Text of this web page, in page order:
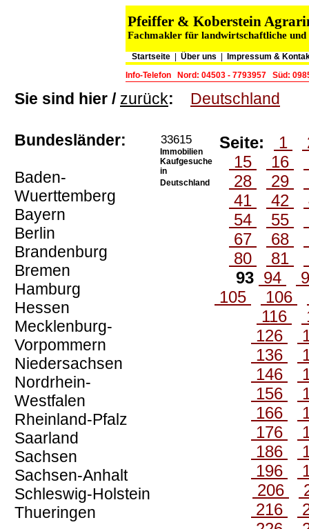
Pfeiffer & Koberstein
Fachmakler für landwirtschaftliche und
Startseite| Über uns
Impressum &
Info-Telefon
Nord: 04503 - 7793957 Süd:
Sie sind hier / zurück: Deutschland
Bundesländer:
Baden-
Wuerttemberg
Bayern
Berlin
Brandenburg
Bremen
Hamburg
Hessen
Mecklenburg-
Vorpommern
Niedersachsen
Nordrhein-
Westfalen
Rheinland-Pfalz
Saarland
Sachsen
Sachsen-Anhalt
Schleswig-Holstein
Thueringen
33615
Immobilien
Kaufgesuche
in
Deutschland
Seite: 1
15
16
28
29
41
42
54
55
67
68
80
81
93 94
105
106
116
126
136
146
156
166
176
186
196
206
216